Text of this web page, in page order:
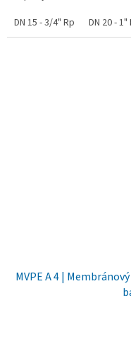
DN 15 - 3/4" Rp
DN 20 - 1"
MVPE A 4 |